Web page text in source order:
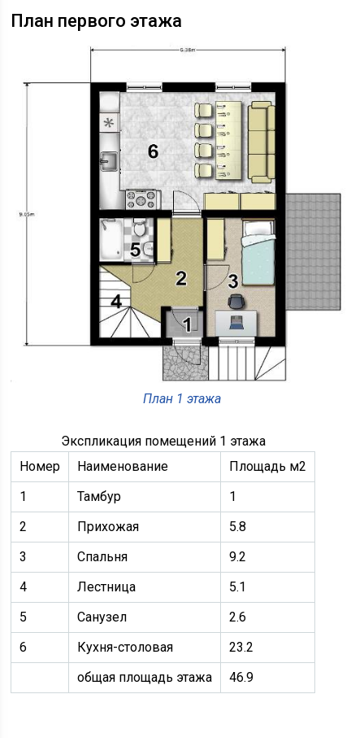
План первого этажа
План 1 этажа
Экспликация помещений 1 этажа
Номер
Наименование
Площадь м2
1
Тамбур
1
2
Прихожая
5.8
3
Спальня
9.2
4
Лестница
5.1
5
Санузел
2.6
6
Кухня-столовая
23.2
общая площадь этажа
46.9